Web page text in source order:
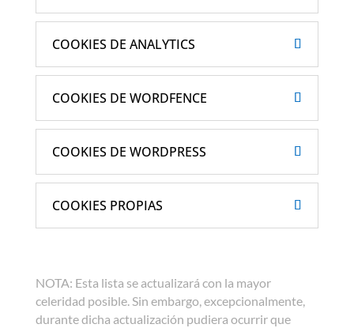
COOKIES DE ANALYTICS
COOKIES DE WORDFENCE
COOKIES DE WORDPRESS
COOKIES PROPIAS
NOTA: Esta lista se actualizará con la mayor
celeridad posible. Sin embargo, excepcionalmente,
durante dicha actualización pudiera ocurrir que